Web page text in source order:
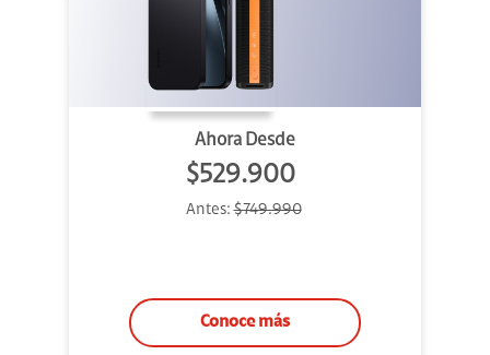
Ahora Desde
$529.900
Antes:$749.990
Conoce más